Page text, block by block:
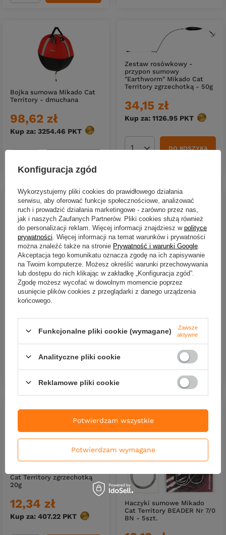
Bojka sumowa Mikado Cat
Territory - dmuchana
98,62 zł
Kup za: 3254.46 PKT punktów
Ilość produktów
Zestaw rosówkowy -
przypon sumowy
"Earthworm" Mikado Cat
Territory zgrzechotką - 50g
34,15 zł
Kup za: 1126.95 PKT punktów
Ilość produktówDO KOSZYKA
Spławik Mikado podwodny
Cat Territory zgrzechotką
60g
16,86 zł
PROMOCJA
Spławik Mikado podwodny
Cat Territory zgrzechotką
40g
Kup za: 317.46PKTpunktów
Najniższa cena:
13,74 zł-30%
DO KOSZYKA
Cat Territory zgrzechotką
20g
12,34 zł
Kup za: 407.22 PKT punktów
Haczyki sumowe Mikado
Cat Territory BEADER Nr 7/0
BN - 5szt.
Konfiguracja zgód
Wykorzystujemy pliki cookies do prawidłowego działania
serwisu, aby oferować funkcje społecznościowe, analizować
ruch i prowadzić działania marketingowe - zarówno przez nas,
jak i naszych Zaufanych Partnerów. Pliki cookies służą również
do personalizacji reklam. Więcej informacji znajdziesz w polityce
prywatności . Więcej informacji na temat warunków i prywatności
można znaleźć także na stronie Prywatność i warunki Google
Akceptacja tego komunikatu oznacza zgodę na ich zapisywanie
na Twoim komputerze. Możesz określić warunki przechowywania
lub dostępu do nich klikając w zakładkę „Konfiguracja zgód”.
Zgodę możesz wycofać w dowolnym momencie poprzez
usunięcie plików cookies z przeglądarki z danego urządzenia
końcowego.
Funkcjonalne pliki cookie (wymagane)
Zawsze
aktywne
Analityczne pliki cookie
Reklamowe pliki cookie
Potwierdzam wymagane
Potwierdzam wszystkie